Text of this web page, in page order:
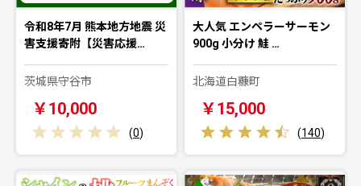
令和8年7月 熊本地方地震 災
害支援寄附【災害応援…
茨城県守谷市
￥10,000
(0)
大人気 エンペラーサーモン
900g 小分け 鮭 …
北海道白糠町
￥15,000
(140)